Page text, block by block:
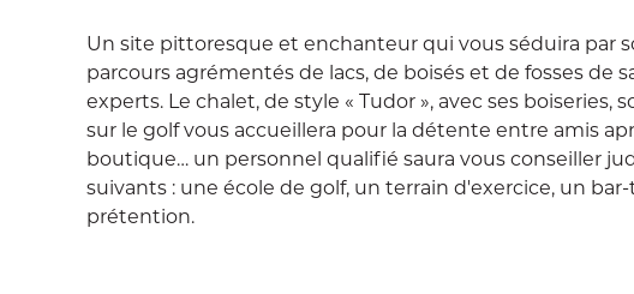
Un site pittoresque et enchanteur qui vous séduira par
parcours agrémentés de lacs, de boisés et de fosses de
experts. Le chalet, de style « Tudor », avec ses
sur le golf vous accueillera pour la détente entre amis
boutique… un personnel qualifié saura vous conseiller
suivants : une école de golf, un terrain d'exercice, un
prétention.